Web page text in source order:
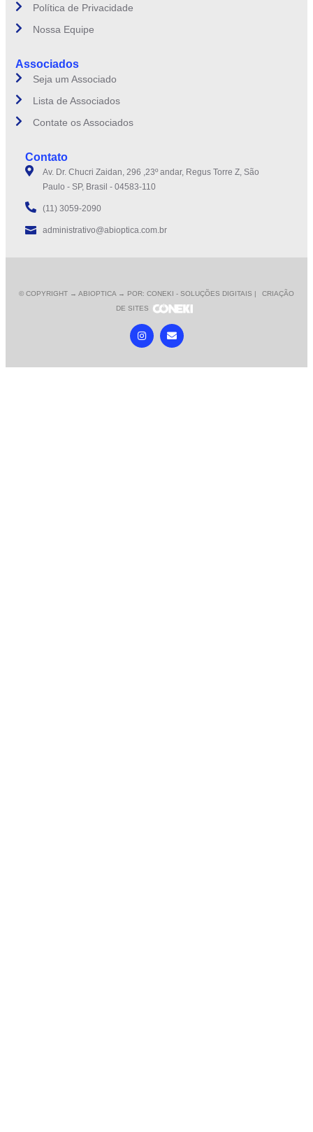
Política de Privacidade
Nossa Equipe
Associados
Seja um Associado
Lista de Associados
Contate os Associados
Contato
Av. Dr. Chucri Zaidan, 296 ,23º andar, Regus Torre Z, São
Paulo - SP, Brasil - 04583-110
(11) 3059-2090
administrativo@abioptica.com.br
© COPYRIGHT → ABIOPTICA → POR: CONEKI - SOLUÇÕES DIGITAIS |
CRIAÇÃO
DE SITES